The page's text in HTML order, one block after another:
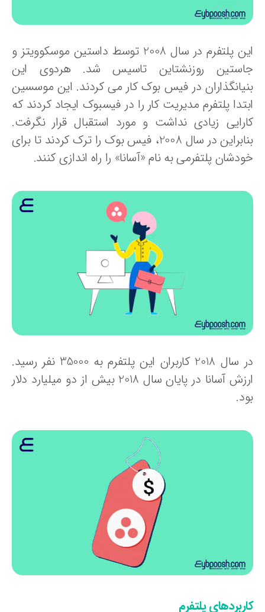
این پلتفرم در سال 2008 توسط داستین موسکوویتز و
روزنشتاین تاسیس شد. هردوی این
در فیس بوک کار می کردند. این موسسین
پلتفرم مدیریت کار را در فیسبوک ایجاد کردند که
زیادی نداشت و مورد استقبال قرار نگرفت.
بنابراین در سال 2008، فیس بوک را ترک کردند تا برای
پلتفرمی به نام «آسانا» را راه اندازی کنند.
در سال 2018 کاربران این پلتفرم به 35000 نفر رسید.
ارزش آسانا در پایان سال 2018 بیش از دو میلیارد دلار
پلتفرم